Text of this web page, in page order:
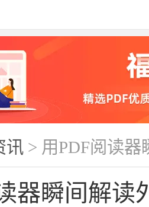
讯 > 用PDF阅读
器瞬间解读